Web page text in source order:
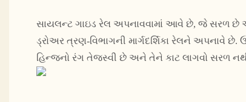
સાયલન્ટ ગાઇડ રેલ અપનાવવામાં આવે છે, જે સરળ છે
ડ્રોઅર ત્રણ-વિભાગની માર્ગદર્શિકા રેલને અપનાવે
હિન્જનો રંગ તેજસ્વી છે અને તેને કાટ લાગવો સરળ